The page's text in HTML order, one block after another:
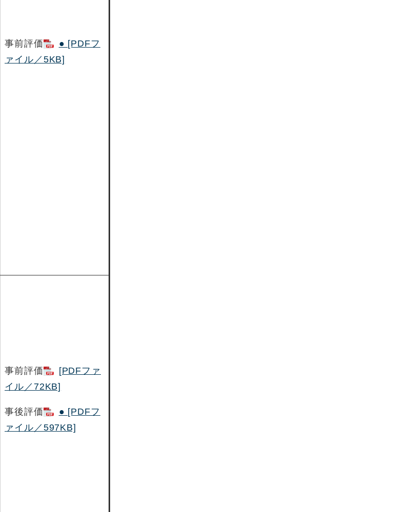
事前評価
● [PDFフ
ァイル／5KB]
事前評価
[PDFファ
イル／72KB]
事後評価
● [PDFフ
ァイル／597KB]